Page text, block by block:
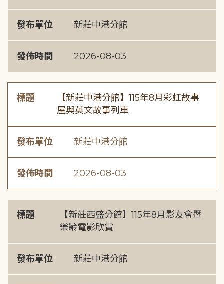
發布單位 新莊中港分館
發佈時間 2026-08-03
標題
【新莊中港分館】115年8月彩虹故事
屋與英文故事列車
發布單位 新莊中港分館
發佈時間 2026-08-03
標題
【新莊西盛分館】115年8月影友會暨
樂齡電影欣賞
發布單位 新莊中港分館